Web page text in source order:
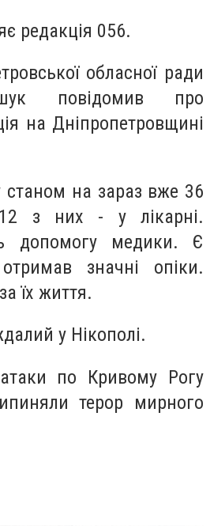
редакція 056.
обласної ради
повідомив про
на Дніпропетровщині
на зараз вже 36
12 з них - у лікарні.
допомогу медики. Є
значні опіки.
їх життя.
у Нікополі.
по Кривому Рогу
терор мирного